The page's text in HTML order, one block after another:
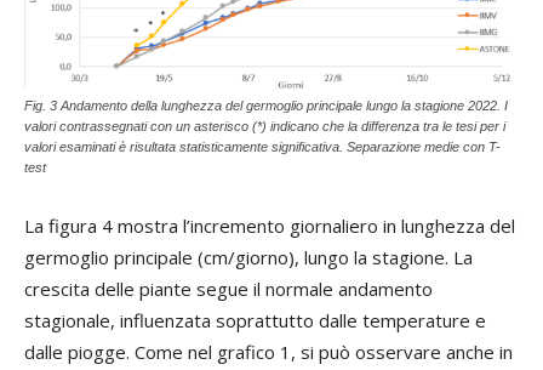
Fig. 3 Andamento della lunghezza del germoglio principale lungo la stagione 2022. I
valori contrassegnati con un asterisco (*) indicano che la differenza tra le tesi per i
valori esaminati è risultata statisticamente significativa. Separazione medie con T-
test
La figura 4 mostra l’incremento giornaliero in lunghezza del
germoglio principale (cm/giorno), lungo la stagione. La
crescita delle piante segue il normale andamento
stagionale, influenzata soprattutto dalle temperature e
dalle piogge. Come nel grafico 1, si può osservare anche in